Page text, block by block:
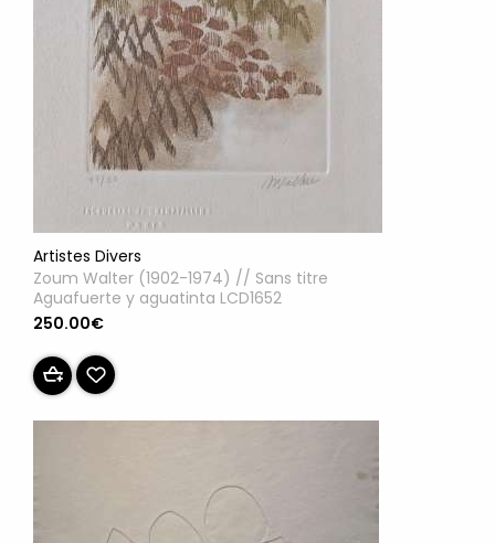
Artistes Divers
Zoum Walter (1902-1974) // Sans titre
Aguafuerte y aguatinta LCD1652
250.00€